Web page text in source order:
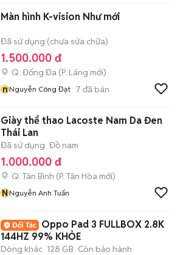
Màn hình K-vision Như mới
Đã sử dụng (chưa sửa chữa)
1.500.000 đ
Q. Đống Đa (P. Láng mới)
nNguyễn Công Đạt 7 đã bán
Giày thể thao Lacoste Nam Da Đen
Thái Lan
Đã sử dụng Đồ nam
1.000.000 đ
Q. Tân Bình (P. Tân Hòa mới)
NNguyễn Anh Tuấn
Oppo Pad 3 FULLBOX 2.8K
144HZ 99% KHỎE
Dòng khác 128 GB Còn bảo hành